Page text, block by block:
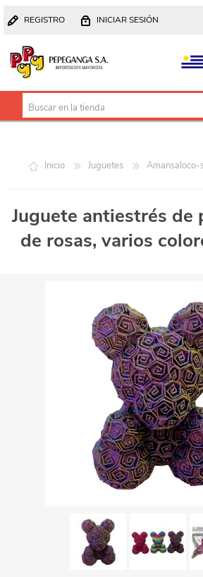
REGISTRO INICIAR SESIÓN
Inicio Juguetes
Juguete antiestrés de
de rosas, varios